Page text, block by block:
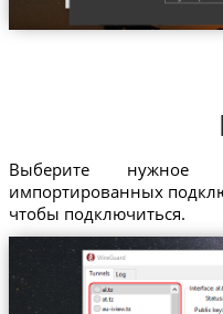
Выберите нужное
импортированных
чтобы подключиться.